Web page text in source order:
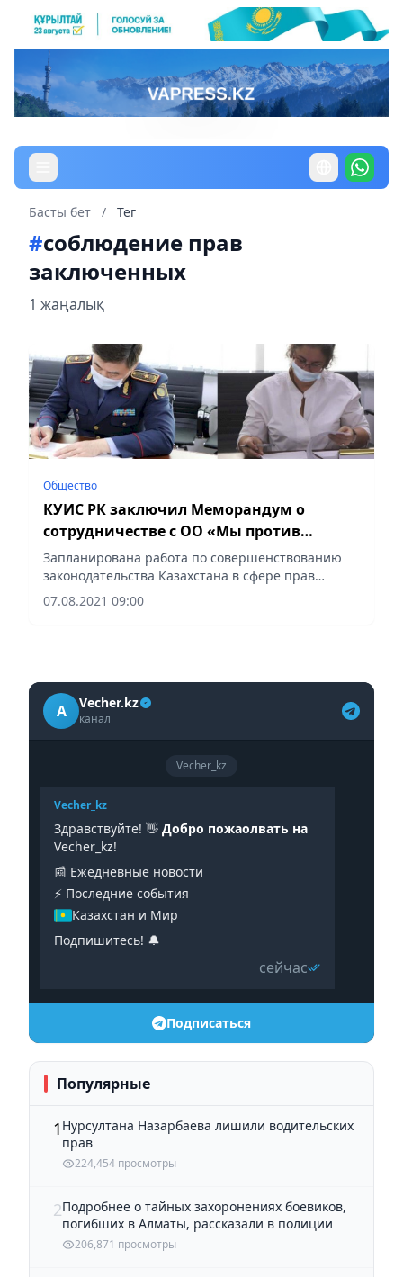
Басты бет / Тег
#соблюдение прав
заключенных
1 жаңалық
Общество
КУИС РК заключил Меморандум о
сотрудничестве с ОО «Мы против
пыток»
Запланирована работа по совершенствованию
законодательства Казахстана в сфере прав
заключенных.
07.08.2021 09:00
A Vecher.kz
канал
Vecher_kz
Vecher_kz
Здравствуйте! 👋 Добро пожаолвать на
Vecher_kz!
📰 Ежедневные новости
⚡️ Последние события
Казахстан и Мир
Подпишитесь! 🔔
сейчас
Подписаться
Популярные
1 Нурсултана Назарбаева лишили водительских
прав
224,454 просмотры
2Подробнее о тайных захоронениях боевиков,
погибших в Алматы, рассказали в полиции
206,871 просмотры